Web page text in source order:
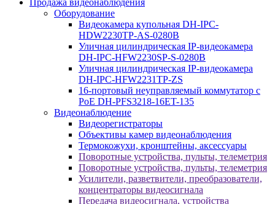
Оборудование
Видеокамера купольная DH-IPC-
HDW2230TP-AS-0280B
Уличная цилиндрическая IP-видеокамера
DH-IPC-HFW2230SP-S-0280B
Уличная цилиндрическая IP-видеокамера
DH-IPC-HFW2231TP-ZS
16-портовый неуправляемый коммутатор с
РоЕ DH-PFS3218-16ET-135
Видеонаблюдение
Видеорегистраторы
Объективы камер видеонаблюдения
Термокожухи, кронштейны, аксессуары
Поворотные устройства, пульты, телеметрия
Поворотные устройства, пульты, телеметрия
Усилители, разветвители, преобразователи,
концентраторы видеосигнала
Передача видеосигнала, устройства